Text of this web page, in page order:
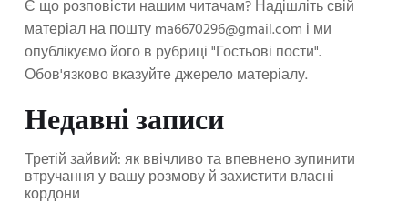
Є що розповісти нашим читачам? Надішліть свій
матеріал на поштуma6670296@gmail.com і ми
опублікуємо його в рубриці "Гостьові пости".
Обов'язково вказуйте джерело матеріалу.
Недавні записи
Третій зайвий: як ввічливо та впевнено зупинити
втручання у вашу розмову й захистити власні
кордони